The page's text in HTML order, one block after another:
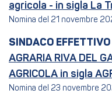
agricola - in sigla La
Nomina del 21 novembre
SINDACO EFFETTIVO
AGRARIA RIVA DEL
AGRICOLA in sigla
Nomina del 23 novembre